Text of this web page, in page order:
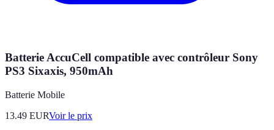
Batterie AccuCell compatible avec contrôleur Sony
PS3 Sixaxis, 950mAh
Batterie Mobile
13.49 EURVoir le prix